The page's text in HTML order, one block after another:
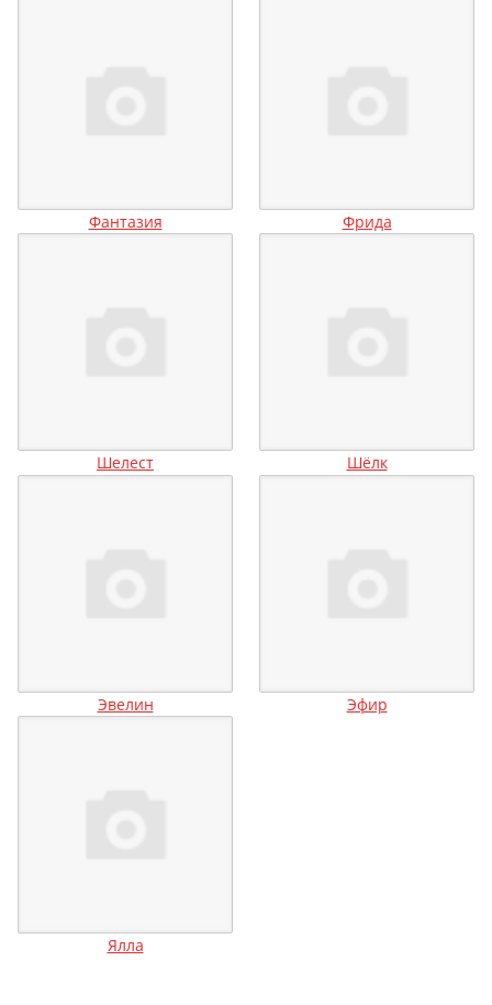
Фантазия Фрида
Шелест Шёлк
Эвелин Эфир
Ялла